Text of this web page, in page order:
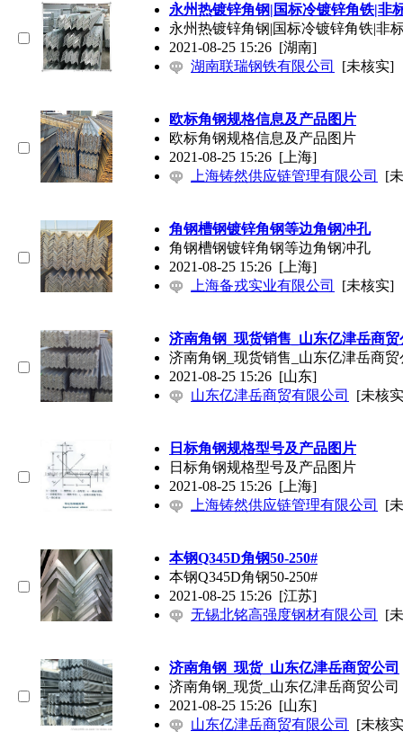
永州热镀锌角钢|国标冷镀锌角铁|非
永州热镀锌角钢|国标冷镀锌角铁|非
2021-08-25 15:26 [湖南]
湖南联瑞钢铁有限公司
[未核实]
欧标角钢规格信息及产品图片
欧标角钢规格信息及产品图片
2021-08-25 15:26 [上海]
上海铸然供应链管理有限公司
[
角钢槽钢镀锌角钢等边角钢冲孔
角钢槽钢镀锌角钢等边角钢冲孔
2021-08-25 15:26 [上海]
上海备戎实业有限公司
[未核实]
济南角钢_现货销售_山东亿津岳商贸
济南角钢_现货销售_山东亿津岳商贸
2021-08-25 15:26 [山东]
山东亿津岳商贸有限公司
[未核
日标角钢规格型号及产品图片
日标角钢规格型号及产品图片
2021-08-25 15:26 [上海]
上海铸然供应链管理有限公司
[
本钢Q345D角钢50-250#
本钢Q345D角钢50-250#
2021-08-25 15:26 [江苏]
无锡北铭高强度钢材有限公司
[
济南角钢_现货_山东亿津岳商贸公司
济南角钢_现货_山东亿津岳商贸公司
2021-08-25 15:26 [山东]
山东亿津岳商贸有限公司
[未核